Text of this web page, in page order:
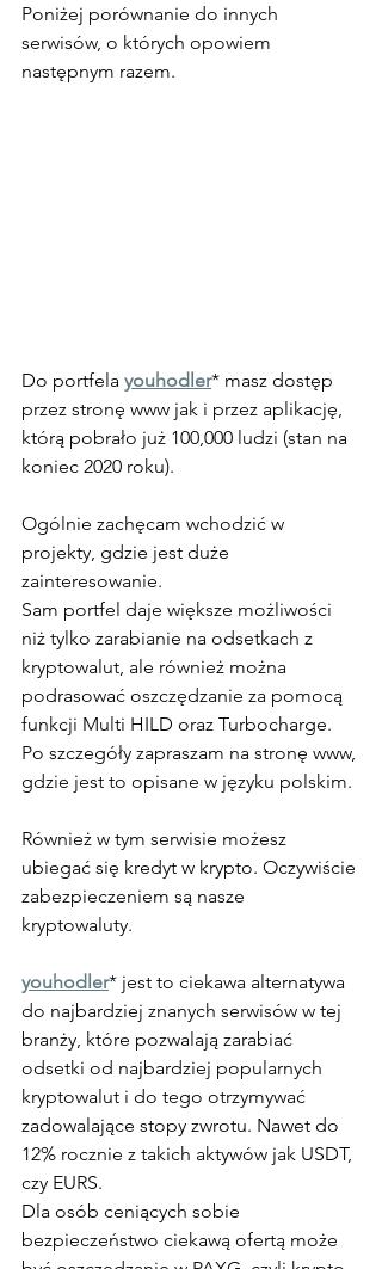
Poniżej porównanie do innych
serwisów, o których opowiem
następnym razem.
Do portfela youhodler* masz dostęp
przez stronę www jak i przez aplikację,
którą pobrało już 100,000 ludzi (stan na
koniec 2020 roku).
Ogólnie zachęcam wchodzić w
projekty, gdzie jest duże
zainteresowanie.
Sam portfel daje większe możliwości
niż tylko zarabianie na odsetkach z
kryptowalut, ale również można
podrasować oszczędzanie za pomocą
funkcji Multi HILD oraz Turbocharge.
Po szczegóły zapraszam na stronę www,
gdzie jest to opisane w języku polskim.
Również w tym serwisie możesz
ubiegać się kredyt w krypto. Oczywiście
zabezpieczeniem są nasze
kryptowaluty.
youhodler* jest to ciekawa alternatywa
do najbardziej znanych serwisów w tej
branży, które pozwalają zarabiać
odsetki od najbardziej popularnych
kryptowalut i do tego otrzymywać
zadowalające stopy zwrotu. Nawet do
12% rocznie z takich aktywów jak USDT,
czy EURS.
Dla osób ceniących sobie
bezpieczeństwo ciekawą ofertą może